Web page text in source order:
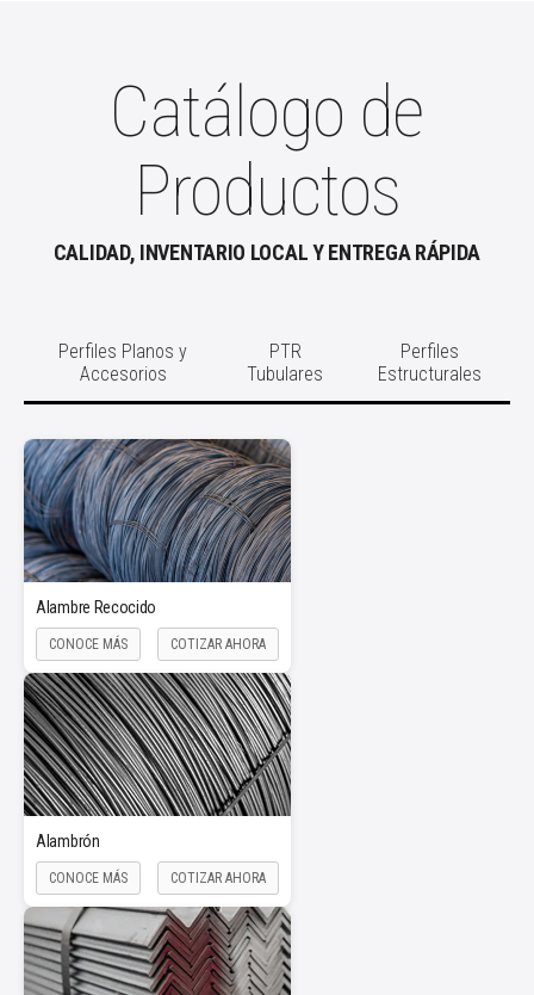
Catálogo de
Productos
CALIDAD, INVENTARIO LOCAL Y ENTREGA RÁPIDA
Perfiles Planos y
Accesorios
PTR
Tubulares
Perfiles
Estructurales
Alambre Recocido
CONOCE MÁS COTIZAR AHORA
Alambrón
CONOCE MÁS COTIZAR AHORA